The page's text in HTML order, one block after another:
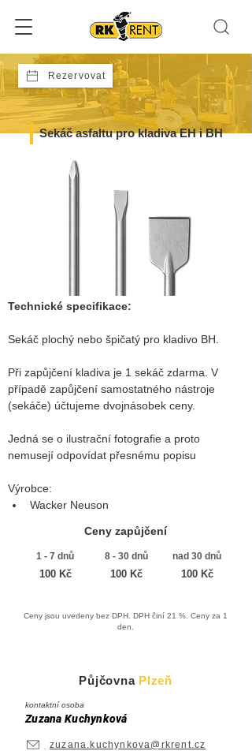
Rezervovat
Sekáč asfaltu pro kladiva EH i BH
Technické specifikace:
Sekáč plochý nebo špičatý pro kladivo BH.
Při zapůjčení kladiva je 1 sekáč zdarma. V
případě zapůjčení samostatného nástroje
(sekáče) účtujeme dvojnásobek ceny.
Jedná se o ilustrační fotografie a proto
nemusejí odpovídat přesnému popisu
Výrobce:
Wacker Neuson
100 Kč 100 Kč 100 Kč
1 - 7 dnů 8 - 30 dnů nad 30 dnů
Ceny zapůjčení
Ceny jsou uvedeny bez DPH. DPH činí 21 %. Ceny za 1
den.
kontaktní osoba
Zuzana Kuchynková
zuzana.kuchynkova@rkrent.cz
Půjčovna Plzeň